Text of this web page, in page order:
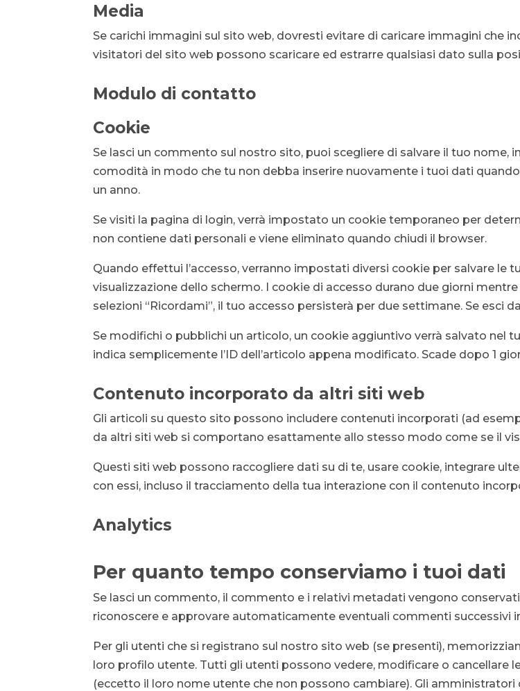
Media
Se carichi immagini sul sito web, dovresti evitare di caricare immagini che
visitatori del sito web possono scaricare ed estrarre qualsiasi dato sulla
Modulo di contatto
Cookie
Se lasci un commento sul nostro sito, puoi scegliere di salvare il tuo nome,
comodità in modo che tu non debba inserire nuovamente i tuoi dati
un anno.
Se visiti la pagina di login, verrà impostato un cookie temporaneo per
non contiene dati personali e viene eliminato quando chiudi il browser.
Quando effettui l’accesso, verranno impostati diversi cookie per salvare le
visualizzazione dello schermo. I cookie di accesso durano due giorni
selezioni “Ricordami”, il tuo accesso persisterà per due settimane. Se esci
Se modifichi o pubblichi un articolo, un cookie aggiuntivo verrà salvato nel
indica semplicemente l’ID dell’articolo appena modificato. Scade dopo 1
Contenuto incorporato da altri siti web
Gli articoli su questo sito possono includere contenuti incorporati (ad
da altri siti web si comportano esattamente allo stesso modo come se il
Questi siti web possono raccogliere dati su di te, usare cookie, integrare
con essi, incluso il tracciamento della tua interazione con il contenuto
Analytics
Per quanto tempo conserviamo i tuoi dati
Se lasci un commento, il commento e i relativi metadati vengono
riconoscere e approvare automaticamente eventuali commenti successivi
Per gli utenti che si registrano sul nostro sito web (se presenti),
loro profilo utente. Tutti gli utenti possono vedere, modificare o cancellare
(eccetto il loro nome utente che non possono cambiare). Gli